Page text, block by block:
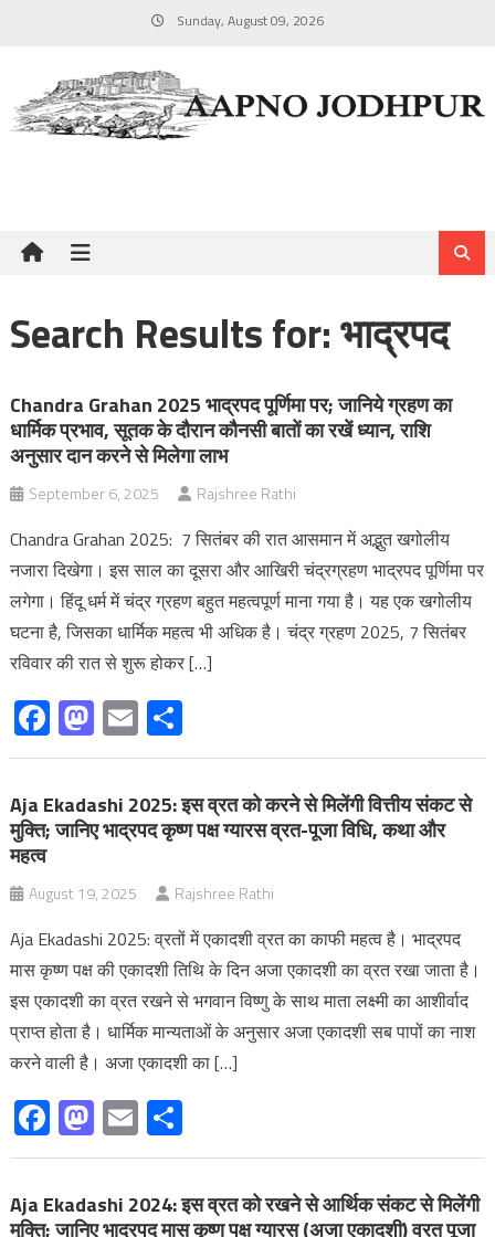
Sunday, August 09, 2026
Search Results for:भाद्रपद
Chandra Grahan 2025 भाद्रपद पूर्णिमा पर; जानिये ग्रहण का
धार्मिक प्रभाव, सूतक के दौरान कौनसी बातों का रखें ध्यान, राशि
अनुसार दान करने से मिलेगा लाभ
September 6, 2025 Rajshree Rathi
Chandra Grahan 2025: 7 सितंबर की रात आसमान में अद्भुत खगोलीय
नजारा दिखेगा। इस साल का दूसरा और आखिरी चंद्रग्रहण भाद्रपद पूर्णिमा पर
लगेगा। हिंदू धर्म में चंद्र ग्रहण बहुत महत्वपूर्ण माना गया है। यह एक खगोलीय
घटना है, जिसका धार्मिक महत्व भी अधिक है। चंद्र ग्रहण 2025, 7 सितंबर
रविवार की रात से शुरू होकर […]
Facebook
Mastodon
EmailShare
Aja Ekadashi 2025: इस व्रत को करने से मिलेंगी वित्तीय संकट से
मुक्ति; जानिए भाद्रपद कृष्ण पक्ष ग्यारस व्रत-पूजा विधि, कथा और
महत्व
August 19, 2025 Rajshree Rathi
Aja Ekadashi 2025: व्रतों में एकादशी व्रत का काफी महत्‍व है। भाद्रपद
मास कृष्ण पक्ष की एकादशी तिथि के दिन अजा एकादशी का व्रत रखा जाता है।
इस एकादशी का व्रत रखने से भगवान विष्णु के साथ माता लक्ष्‍मी का आशीर्वाद
प्राप्त होता है। धार्मिक मान्‍यताओं के अनुसार अजा एकादशी सब पापों का नाश
करने वाली है। अजा एकादशी का […]
Facebook
Mastodon
EmailShare
Aja Ekadashi 2024: इस व्रत को रखने से आर्थिक संकट से मिलेंगी
मुक्ति; जानिए भाद्रपद मास कृष्ण पक्ष ग्यारस (अजा एकादशी) व्रत पूजा